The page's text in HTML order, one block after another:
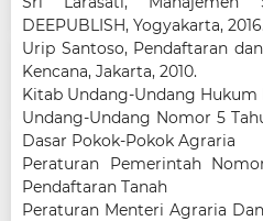
DEEPUBLISH, Yogyakarta, 2016.
Urip Santoso, Pendaftaran
Kencana, Jakarta, 2010.
Kitab Undang-Undang Hukum
Undang-Undang Nomor 5
Dasar Pokok-Pokok Agraria
Peraturan Pemerintah
Pendaftaran Tanah
Peraturan Menteri Agraria